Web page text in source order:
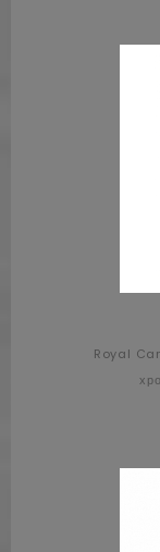
Royal